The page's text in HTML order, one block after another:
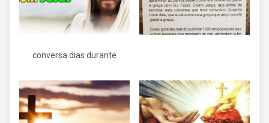
conversa dias durante